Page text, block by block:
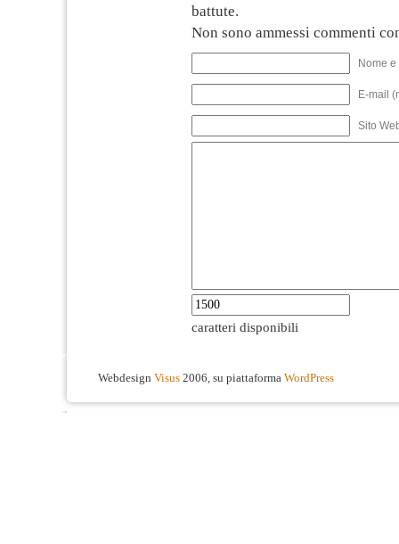
battute.
Non sono ammessi commenti
Nome
E-mail
Sito
caratteri disponibili
Webdesign Visus 2006, su piattaforma WordPress